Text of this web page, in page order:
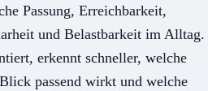
Passung, Erreichbarkeit,
und Belastbarkeit im Alltag.
erkennt schneller, welche
passend wirkt und welche